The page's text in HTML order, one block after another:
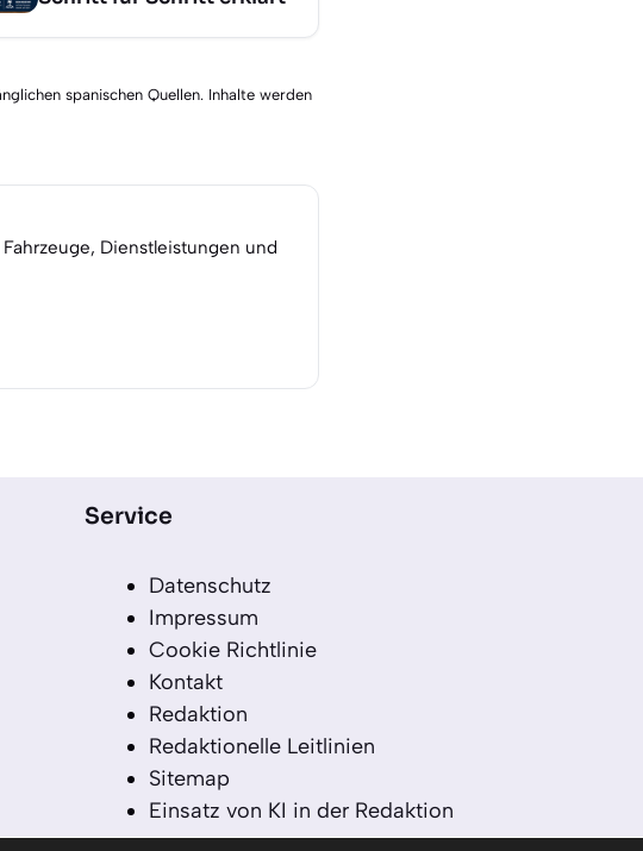
spanischen Quellen. Inhalte werden
Dienstleistungen und
Service
Datenschutz
Impressum
Cookie Richtlinie
Kontakt
Redaktion
Redaktionelle Leitlinien
Sitemap
Einsatz von KI in der Redaktion